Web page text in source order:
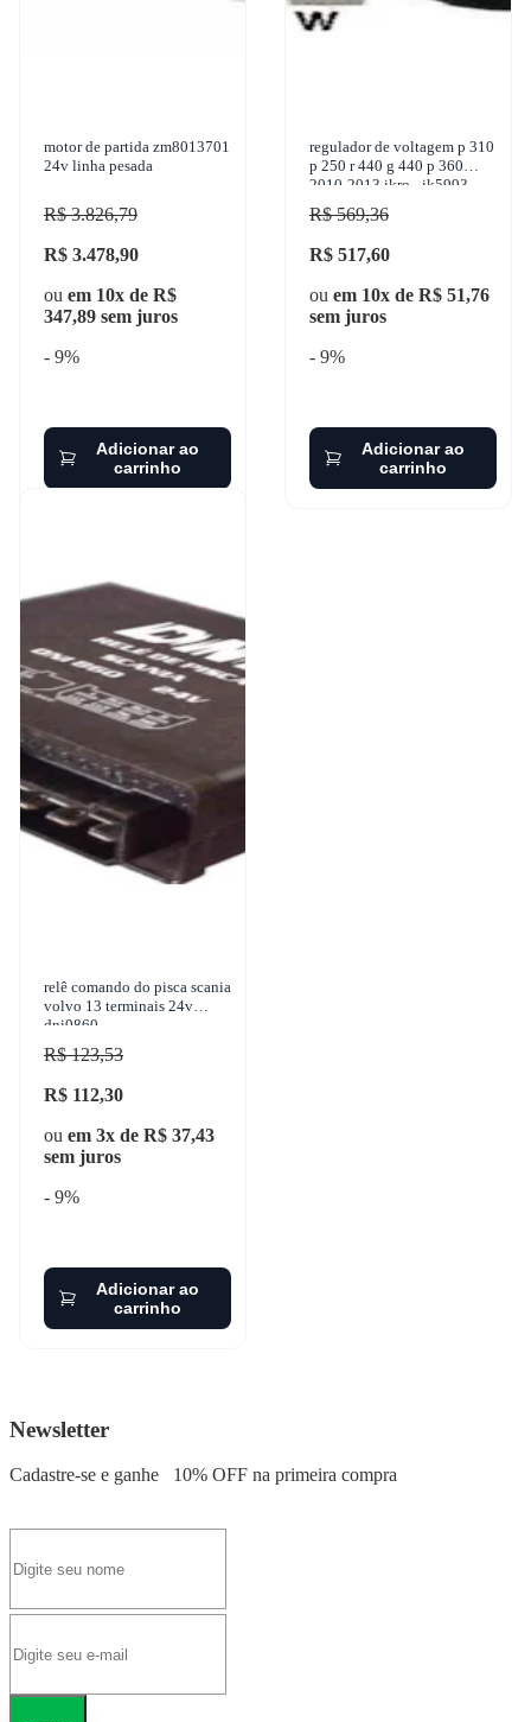
motor de partida zm8013701
24v linha pesada
R$ 3.826,79
R$ 3.478,90
ou em 10x de R$
347,89 sem juros
- 9%
Adicionar ao
carrinho
regulador de voltagem p 310
p 250 r 440 g 440 p 360
2010-2013 ikro - ik5993
R$ 569,36
R$ 517,60
ou em 10x de R$ 51,76
sem juros
- 9%
Adicionar ao
carrinho
relê comando do pisca scania
volvo 13 terminais 24v
dni0860
R$ 123,53
R$ 112,30
ou em 3x de R$ 37,43
sem juros
- 9%
Adicionar ao
carrinho
Newsletter
Cadastre-se e ganhe 10% OFF na primeira compra